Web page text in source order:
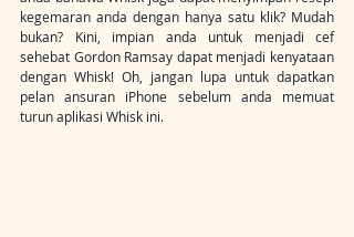
kegemaran anda dengan hanya satu klik? Mudah
bukan? Kini, impian anda untuk menjadi cef
sehebat Gordon Ramsay dapat menjadi kenyataan
dengan Whisk! Oh, jangan lupa untuk dapatkan
pelan ansuran iPhone sebelum anda memuat
turun aplikasi Whisk ini.